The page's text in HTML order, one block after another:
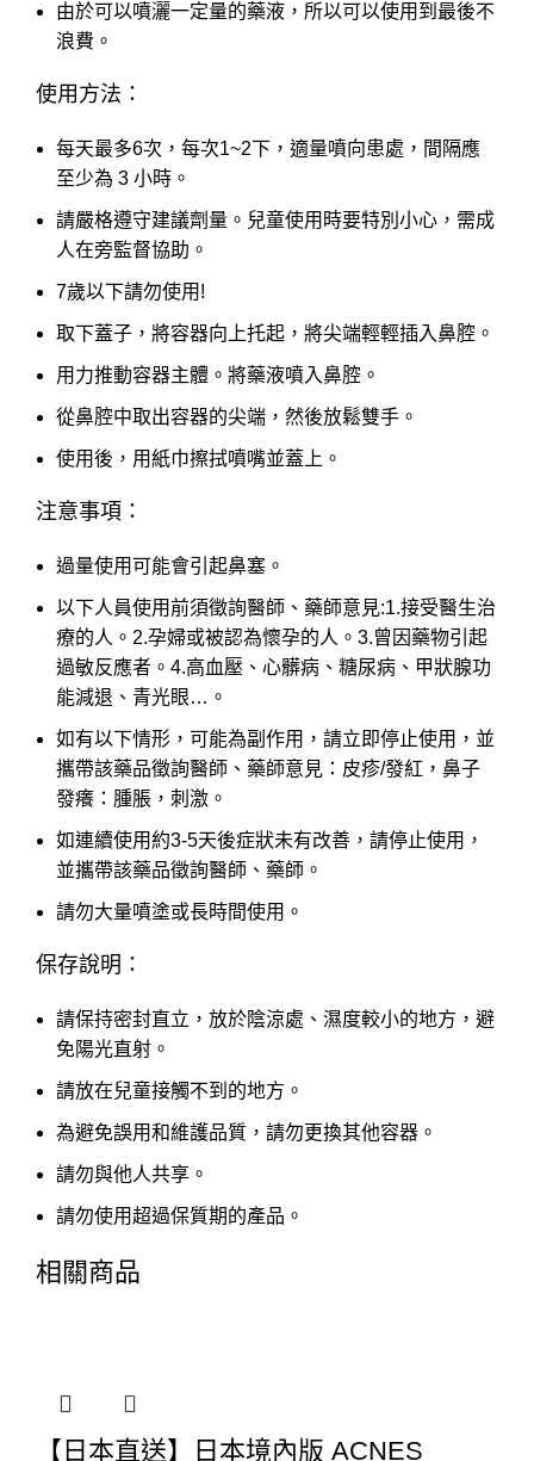
由於可以噴灑一定量的藥液，所以可以使用到最後不
浪費。
使用方法：
每天最多6次，每次1~2下，適量噴向患處，間隔應
至少為 3 小時。
請嚴格遵守建議劑量。兒童使用時要特別小心，需成
人在旁監督協助。
7歲以下請勿使用!
取下蓋子，將容器向上托起，將尖端輕輕插入鼻腔。
用力推動容器主體。將藥液噴入鼻腔。
從鼻腔中取出容器的尖端，然後放鬆雙手。
使用後，用紙巾擦拭噴嘴並蓋上。
注意事項：
過量使用可能會引起鼻塞。
以下人員使用前須徵詢醫師、藥師意見:1.接受醫生治
療的人。2.孕婦或被認為懷孕的人。3.曾因藥物引起
過敏反應者。4.高血壓、心髒病、糖尿病、甲狀腺功
能減退、青光眼…。
如有以下情形，可能為副作用，請立即停止使用，並
攜帶該藥品徵詢醫師、藥師意見：皮疹/發紅，鼻子
發癢：腫脹，刺激。
如連續使用約3-5天後症狀未有改善，請停止使用，
並攜帶該藥品徵詢醫師、藥師。
請勿大量噴塗或長時間使用。
保存說明：
請保持密封直立，放於陰涼處、濕度較小的地方，避
免陽光直射。
請放在兒童接觸不到的地方。
為避免誤用和維護品質，請勿更換其他容器。
請勿與他人共享。
請勿使用超過保質期的產品。
相關商品
【日本直送】日本境內版 ACNES